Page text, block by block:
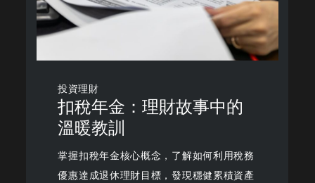
投資理財
扣稅年金：理財故事中的
溫暖教訓
掌握扣稅年金核心概念，了解如何利用稅務
優惠達成退休理財目標，發現穩健累積資產